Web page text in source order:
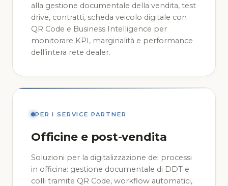
alla gestione documentale della vendita, test
drive, contratti, scheda veicolo digitale con
QR Code e Business Intelligence per
monitorare KPI, marginalità e performance
dell’intera rete dealer.
PER I SERVICE PARTNER
Officine e post-vendita
Soluzioni per la digitalizzazione dei processi
in officina: gestione documentale di DDT e
colli tramite QR Code, workflow automatici,